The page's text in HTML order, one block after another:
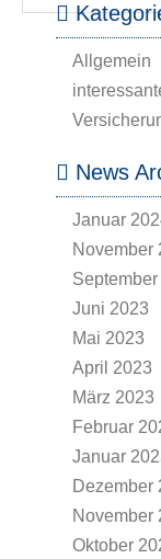
Allgemein
News
Januar
November
Juni 2023
Mai 2023
April 2023
März 2023
Februar
Januar
Dezember
November
Oktober